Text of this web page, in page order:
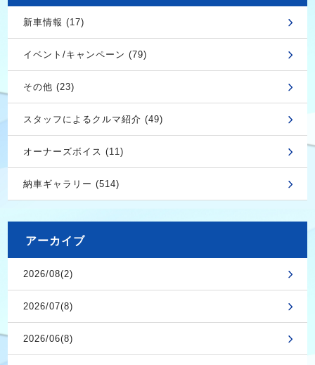
新車情報 (17)
イベント/キャンペーン (79)
その他 (23)
スタッフによるクルマ紹介 (49)
オーナーズボイス (11)
納車ギャラリー (514)
アーカイブ
2026/08(2)
2026/07(8)
2026/06(8)